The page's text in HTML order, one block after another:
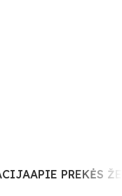
APIE PREKĖS